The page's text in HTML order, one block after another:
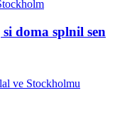
doma splnil sen